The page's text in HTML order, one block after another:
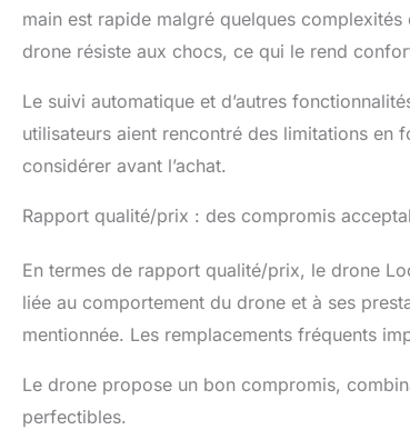
main est rapide malgré quelques
drone résiste aux chocs, ce qui le rend
Le suivi automatique et d’autres
utilisateurs aient rencontré des limitations en
considérer avant l’achat.
Rapport qualité/prix : des compromis
En termes de rapport qualité/prix, le drone
liée au comportement du drone et à ses
mentionnée. Les remplacements fréquents
Le drone propose un bon compromis,
perfectibles.